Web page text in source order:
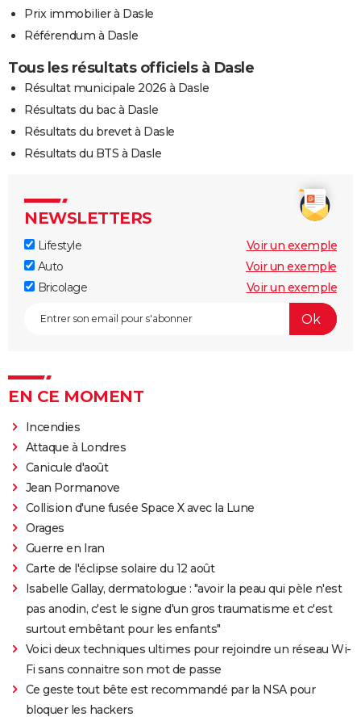
Prix immobilier à Dasle
Référendum à Dasle
Tous les résultats officiels à Dasle
Résultat municipale 2026 à Dasle
Résultats du bac à Dasle
Résultats du brevet à Dasle
Résultats du BTS à Dasle
NEWSLETTERS
Lifestyle
Voir un exemple
Auto
Voir un exemple
Bricolage
Voir un exemple
EN CE MOMENT
Incendies
Attaque à Londres
Canicule d'août
Jean Pormanove
Collision d'une fusée Space X avec la Lune
Orages
Guerre en Iran
Carte de l'éclipse solaire du 12 août
Isabelle Gallay, dermatologue : "avoir la peau qui pèle n'est
pas anodin, c'est le signe d'un gros traumatisme et c'est
surtout embêtant pour les enfants"
Voici deux techniques ultimes pour rejoindre un réseau Wi-
Fi sans connaitre son mot de passe
Ce geste tout bête est recommandé par la NSA pour
bloquer les hackers